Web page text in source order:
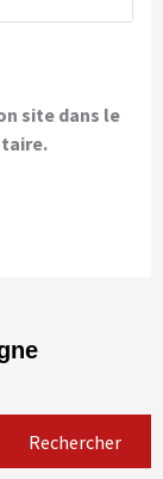
site dans le